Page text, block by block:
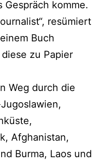
Gespräch komme.
resümiert
Buch
zu Papier
Weg durch die
Afghanistan,
Burma, Laos und